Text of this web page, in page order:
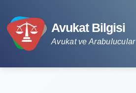
Avukat Bilgisi
Avukat ve Arabulucular